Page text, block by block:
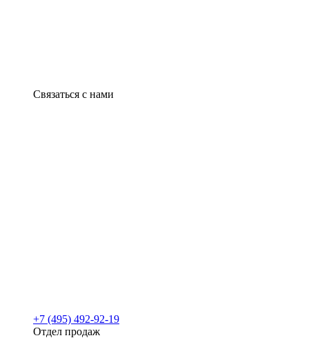
Связаться с нами
+7 (495) 492-92-19
Отдел продаж